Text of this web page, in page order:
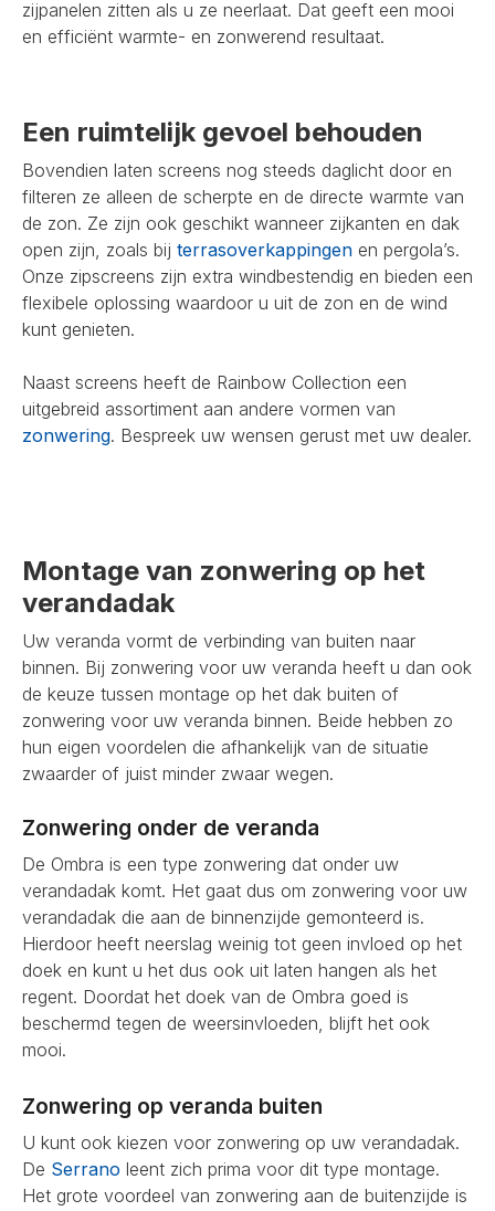
zijpanelen zitten als u ze neerlaat. Dat geeft een mooi
en efficiënt warmte- en zonwerend resultaat.
Een ruimtelijk gevoel behouden
Bovendien laten screens nog steeds daglicht door en
filteren ze alleen de scherpte en de directe warmte van
de zon. Ze zijn ook geschikt wanneer zijkanten en dak
open zijn, zoals bij terrasoverkappingen en pergola’s.
Onze zipscreens zijn extra windbestendig en bieden een
flexibele oplossing waardoor u uit de zon en de wind
kunt genieten.
Naast screens heeft de Rainbow Collection een
uitgebreid assortiment aan andere vormen van
zonwering. Bespreek uw wensen gerust met uw dealer.
Montage van zonwering op het
verandadak
Uw veranda vormt de verbinding van buiten naar
binnen. Bij zonwering voor uw veranda heeft u dan ook
de keuze tussen montage op het dak buiten of
zonwering voor uw veranda binnen. Beide hebben zo
hun eigen voordelen die afhankelijk van de situatie
zwaarder of juist minder zwaar wegen.
Zonwering onder de veranda
De Ombra is een type zonwering dat onder uw
verandadak komt. Het gaat dus om zonwering voor uw
verandadak die aan de binnenzijde gemonteerd is.
Hierdoor heeft neerslag weinig tot geen invloed op het
doek en kunt u het dus ook uit laten hangen als het
regent. Doordat het doek van de Ombra goed is
beschermd tegen de weersinvloeden, blijft het ook
mooi.
Zonwering op veranda buiten
U kunt ook kiezen voor zonwering op uw verandadak.
De Serrano leent zich prima voor dit type montage.
Het grote voordeel van zonwering aan de buitenzijde is